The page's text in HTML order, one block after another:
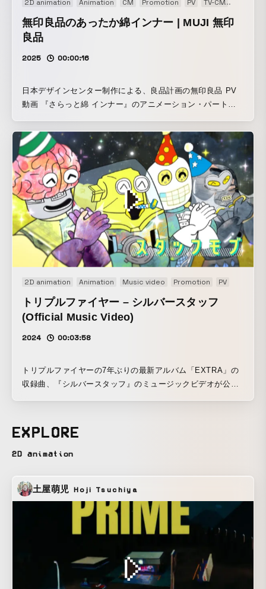
2D animation Animation CM Promotion PV TV-CM
無印良品のあったか綿インナー | MUJI 無印
良品
2025 00:00:16
日本デザインセンター制作による、良品計画の無印良品 PV
動画 『さらっと綿 インナー』のアニメーション・パート
さしい肌あたり。 自然な肌触りの快適な、無印良品の“あっ
たか綿”インナーのPV。
2D animation Animation Music video Promotion PV
トリプルファイヤー – シルバースタッフ
(Official Music Video)
2024 00:03:58
トリプルファイヤーの7年ぶりの最新アルバム「EXTRA」の
収録曲、『シルバースタッフ』のミュージックビデオが公
EXPLORE
2D animation
土屋萌児 Hoji Tsuchiya